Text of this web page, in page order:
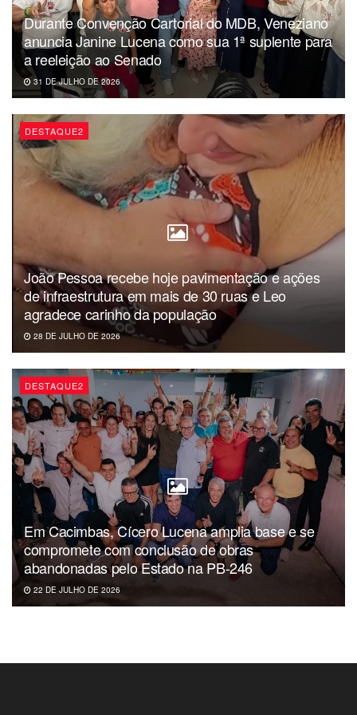
Dércio Alcântara
Durante Convenção Cartorial do MDB, Veneziano
anuncia Janine Lucena como sua 1ª suplente para
a reeleição ao Senado
31 DE JULHO DE 2026
DESTAQUE2
João Pessoa recebe hoje pavimentação e ações
de infraestrutura em mais de 30 ruas e Leo
agradece carinho da população
28 DE JULHO DE 2026
DESTAQUE2
Em Cacimbas, Cícero Lucena amplia base e se
compromete com conclusão de obras
abandonadas pelo Estado na PB-246
22 DE JULHO DE 2026